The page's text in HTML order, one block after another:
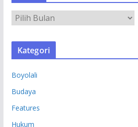
R
S
Kategori
Boyolali
Budaya
Features
Hukum